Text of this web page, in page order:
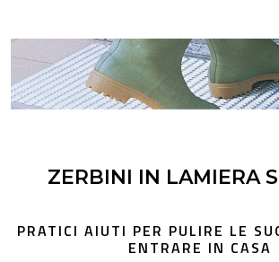
ZERBINI IN LAMIERA
PRATICI AIUTI PER PULIRE LE
ENTRARE IN CASA